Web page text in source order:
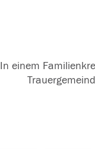
In einem